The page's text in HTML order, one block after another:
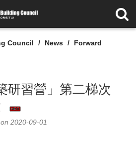
Council News Forward
研習營」第二梯次
on 2020-09-01